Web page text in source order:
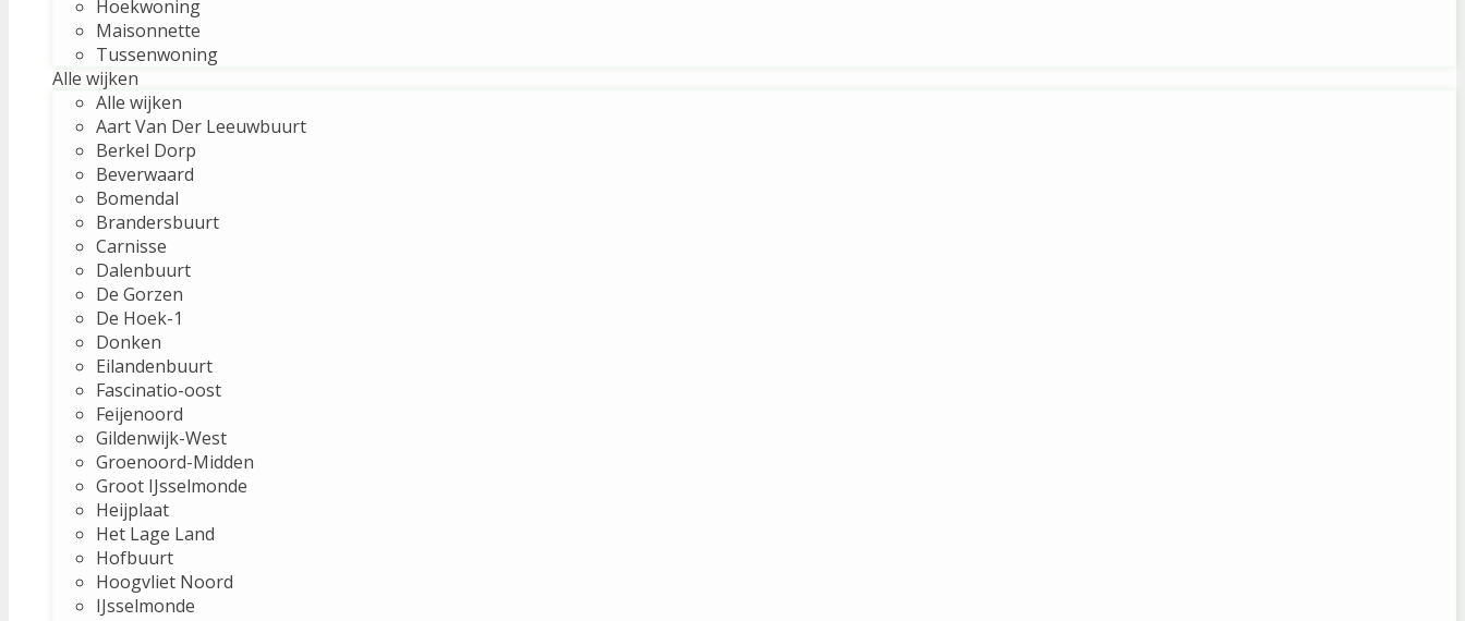
Hoekwoning
Maisonnette
Tussenwoning
Alle wijken
Alle wijken
Aart Van Der Leeuwbuurt
Berkel Dorp
Beverwaard
Bomendal
Brandersbuurt
Carnisse
Dalenbuurt
De Gorzen
De Hoek-1
Donken
Eilandenbuurt
Fascinatio-oost
Feijenoord
Gildenwijk-West
Groenoord-Midden
Groot IJsselmonde
Heijplaat
Het Lage Land
Hofbuurt
Hoogvliet Noord
IJsselmonde